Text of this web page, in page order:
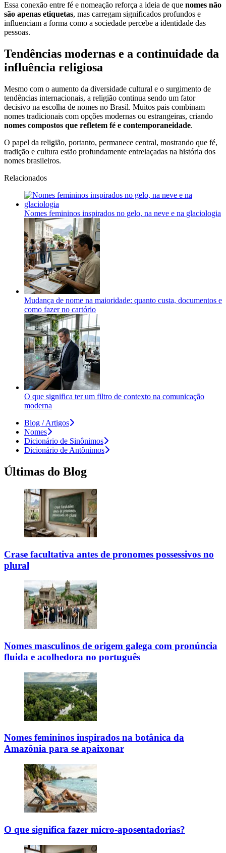
Essa conexão entre fé e nomeação reforça a ideia de que nomes não
são apenas etiquetas, mas carregam significados profundos e
influenciam a forma como a sociedade percebe a identidade das
pessoas.
Tendências modernas e a continuidade da
influência religiosa
Mesmo com o aumento da diversidade cultural e o surgimento de
tendências internacionais, a religião continua sendo um fator
decisivo na escolha de nomes no Brasil. Muitos pais combinam
nomes tradicionais com opções modernas ou estrangeiras, criando
nomes compostos que refletem fé e contemporaneidade.
O papel da religião, portanto, permanece central, mostrando que fé,
tradição e cultura estão profundamente entrelaçadas na história dos
nomes brasileiros.
Relacionados
Nomes femininos inspirados no gelo, na neve e na glaciologia
Mudança de nome na maioridade: quanto custa, documentos e
como fazer no cartório
O que significa ter um filtro de contexto na comunicação
moderna
Blog / Artigos
Nomes
Dicionário de Sinônimos
Dicionário de Antônimos
Últimas do Blog
Crase facultativa antes de pronomes possessivos no
plural
Nomes masculinos de origem galega com pronúncia
fluida e acolhedora no português
Nomes femininos inspirados na botânica da
Amazônia para se apaixonar
O que significa fazer micro-aposentadorias?